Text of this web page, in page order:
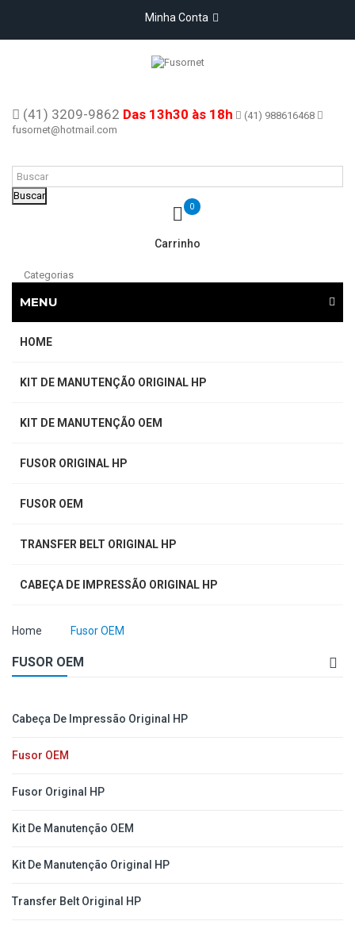
Minha Conta
(41) 3209-9862 Das 13h30 às 18h
(41) 988616468
fusornet@hotmail.com
Buscar
0
Carrinho
Categorias
MENU
HOME
KIT DE MANUTENÇÃO ORIGINAL HP
KIT DE MANUTENÇÃO OEM
FUSOR ORIGINAL HP
FUSOR OEM
TRANSFER BELT ORIGINAL HP
CABEÇA DE IMPRESSÃO ORIGINAL HP
Home Fusor OEM
FUSOR OEM
Cabeça De Impressão Original HP
Fusor OEM
Fusor Original HP
Kit De Manutenção OEM
Kit De Manutenção Original HP
Transfer Belt Original HP